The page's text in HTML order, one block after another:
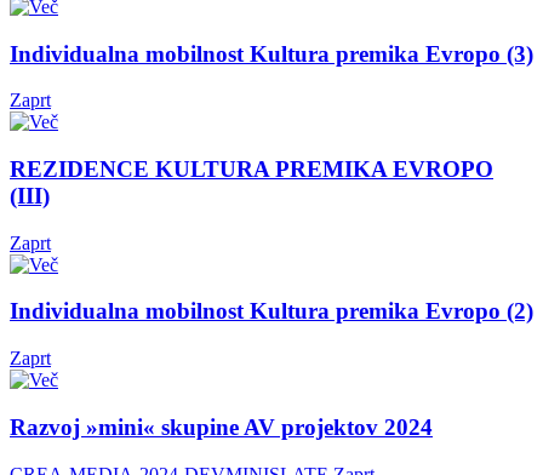
Individualna mobilnost Kultura premika Evropo (3)
Zaprt
REZIDENCE KULTURA PREMIKA EVROPO
(III)
Zaprt
Individualna mobilnost Kultura premika Evropo (2)
Zaprt
Razvoj »mini« skupine AV projektov 2024